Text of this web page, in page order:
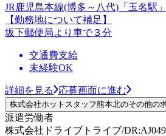
JR鹿児島本線(博多～八代)「玉名駅」
【勤務地について補足】
坂下郵便局より車で３分
交通費支給
未経験OK
詳細を見る 応募画面に進む
株式会社ホットスタッフ熊本北のその他の
派遣労働者
株式会社ドライブトライブ/